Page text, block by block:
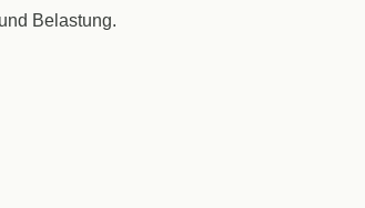
Belastung.